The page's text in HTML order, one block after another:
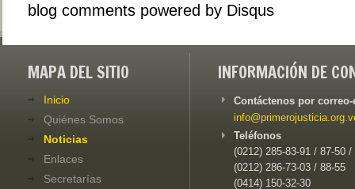
blog comments powered by Disqus
MAPA DEL SITIO
Inicio
Quiénes Somos
Noticias
Enlaces
Secretarías
INFORMACIÓN DE
Contáctenos por
Teléfonos
(0212) 285-83-91 / 87-50 /
(0212) 286-73-03 / 88-55
(0414) 150-32-30